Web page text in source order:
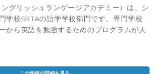
グリッシュランゲージアカデミー）は、シ
学校SBTAの語学学校部門です。専門学校
から英語を勉強するためのプログラムが人